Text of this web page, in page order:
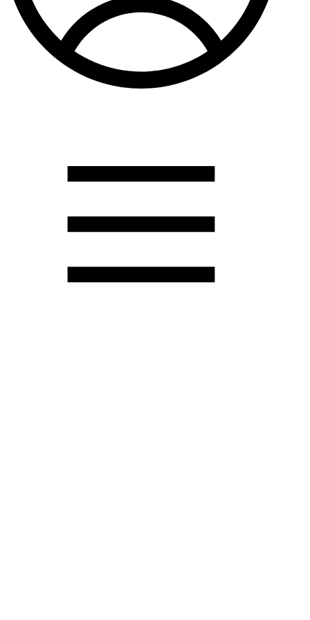
Душевые кабины
Душевые перегородки
Развернуть
Задвижки и комплектующие
Канализационная труба и фитинги полипропилен (ПП)
Котлы отопительные